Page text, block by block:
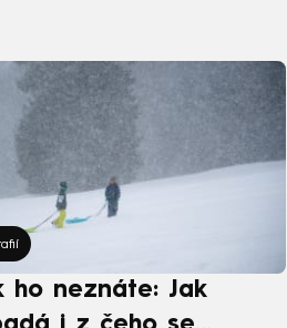
ho neznáte: Jak